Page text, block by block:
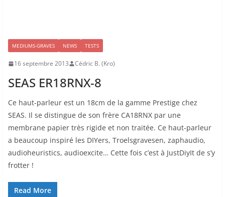
MEDIUMS-GRAVES NEWS TESTS
16 septembre 2013 Cédric B. (Kro)
SEAS ER18RNX-8
Ce haut-parleur est un 18cm de la gamme Prestige chez
SEAS. Il se distingue de son frère CA18RNX par une
membrane papier très rigide et non traitée. Ce haut-parleur
a beaucoup inspiré les DIYers, Troelsgravesen, zaphaudio,
audioheuristics, audioexcite… Cette fois c’est à JustDiyIt de s’y
frotter !
Read More